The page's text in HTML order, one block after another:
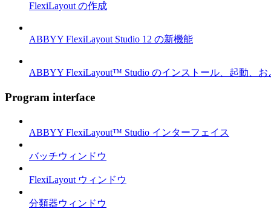
FlexiLayout の作成
ABBYY FlexiLayout Studio 12 の新機能
ABBYY FlexiLayout™ Studio のインストール、起動、お
Program interface
ABBYY FlexiLayout™ Studio インターフェイス
バッチウィンドウ
FlexiLayout ウィンドウ
分類器ウィンドウ